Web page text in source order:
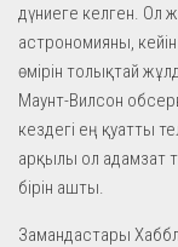
дүниеге келген. Ол
астрономияны,
өмірін толықтай
Маунт-Вилсон
кездегі ең қуатты
арқылы ол адамзат
бірін ашты.
Замандастары